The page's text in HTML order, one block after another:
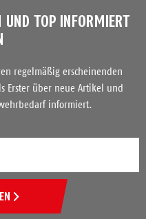
UND TOP INFORMIERT
regelmäßig erscheinenden
Erster über neue Artikel und
informiert.